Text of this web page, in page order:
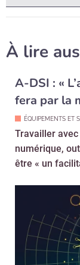
À lire
A-DSI : «
fera par la
ÉQUIPEMENTS ET
Travailler avec
numérique,
être « un